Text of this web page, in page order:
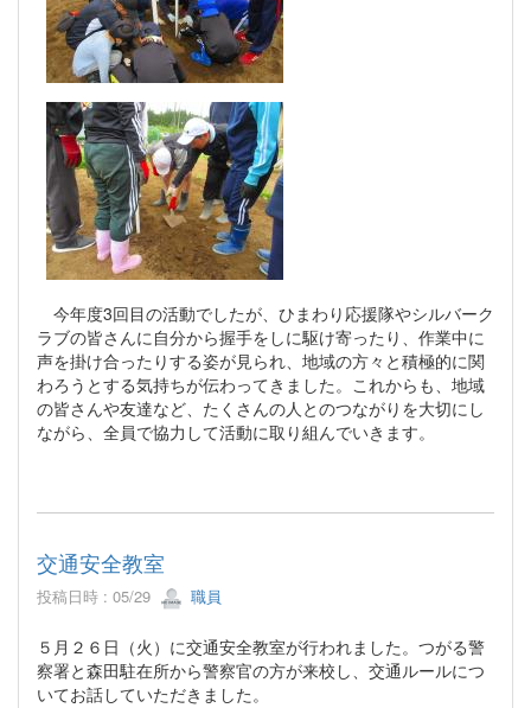
今年度3回目の活動でしたが、ひまわり応援隊やシルバーク
ラブの皆さんに自分から握手をしに駆け寄ったり、作業中に
声を掛け合ったりする姿が見られ、地域の方々と積極的に関
わろうとする気持ちが伝わってきました。これからも、地域
の皆さんや友達など、たくさんの人とのつながりを大切にし
ながら、全員で協力して活動に取り組んでいきます。
交通安全教室
投稿日時 : 05/29 職員
５月２６日（火）に交通安全教室が行われました。つがる警
察署と森田駐在所から警察官の方が来校し、交通ルールにつ
いてお話していただきました。